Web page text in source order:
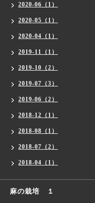
2020-06（1）
2020-05（1）
2020-04（1）
2019-11（1）
2019-10（2）
2019-07（3）
2019-06（2）
2018-12（1）
2018-08（1）
2018-07（2）
2018-04（1）
麻の栽培 １